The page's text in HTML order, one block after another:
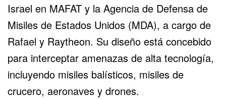
Israel en MAFAT y la Agencia de Defensa de
Misiles de Estados Unidos (MDA), a cargo de
Rafael y Raytheon. Su diseño está concebido
para interceptar amenazas de alta tecnología,
incluyendo misiles balísticos, misiles de
crucero, aeronaves y drones.